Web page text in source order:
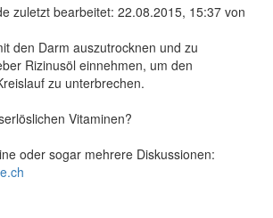
zuletzt bearbeitet: 22.08.2015, 15:37 von
den Darm auszutrocknen und zu
Rizinusöl einnehmen, um den
zu unterbrechen.
Vitaminen?
oder sogar mehrere Diskussionen: